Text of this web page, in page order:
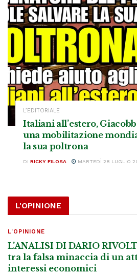
L’EDITORIALE
Italiani all’estero,
una mobilitazione
la sua poltrona
DI RICKY FILOSA MARTEDÌ 28 LUGLIO
L'OPINIONE
L'OPINIONE
L’ANALISI DI DARIO
tra la falsa minaccia di un
interessi economici